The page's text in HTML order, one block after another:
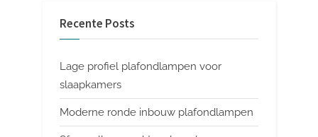
Recente Posts
Lage profiel plafondlampen voor
slaapkamers
Moderne ronde inbouw plafondlampen